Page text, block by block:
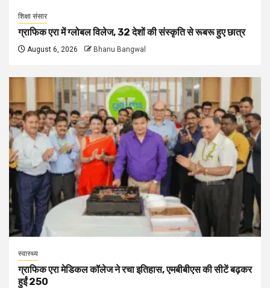
शिक्षा संसार
ग्राफिक एरा में ग्लोबल विलेज, 32 देशों की संस्कृति से रूबरू हुए छात्र
August 6, 2026 Bhanu Bangwal
स्वास्थ्य
ग्राफिक एरा मेडिकल कॉलेज ने रचा इतिहास, एमबीबीएस की सीटें बढ़कर
हुईं 250